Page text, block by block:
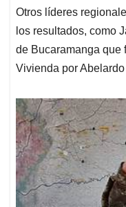
Otros líderes
los resultados, como
de Bucaramanga que
Vivienda por